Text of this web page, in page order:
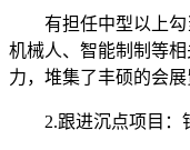
有担任中型以上勾当
机械人、智能制制等
力，堆集了丰硕的会展
2.跟进沉点项目：针